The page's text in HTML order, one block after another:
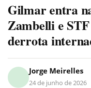
Gilmar entra
Zambelli e
derrota
Jorge Meirelles
24 de junho de 2026